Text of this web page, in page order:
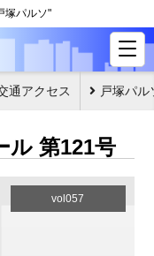
塚パルソ"
通アクセス 戸塚パル
ル 第121号
vol057